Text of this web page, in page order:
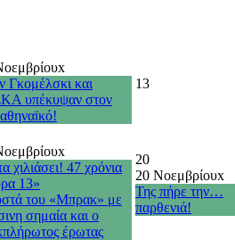
x
Γκομέλσκι και
υπέκυψαν στον
13
x
χιλιάσει! 47 χρόνια
13»
του «Μπρακ» με
σημαία και ο
έρωτας
20
20 Νοεμβρίουx
Της πήρε την…
παρθενιά!